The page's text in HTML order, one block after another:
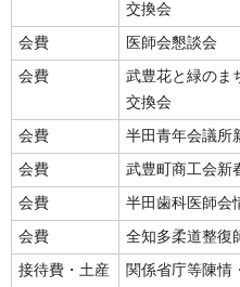
交換会
会費 医師会懇談会
会費
武豊花と緑のま
交換会
会費 半田青年会議所
会費 武豊町商工会新
会費 半田歯科医師会
会費 全知多柔道整復
接待費・土産
関係省庁等陳情